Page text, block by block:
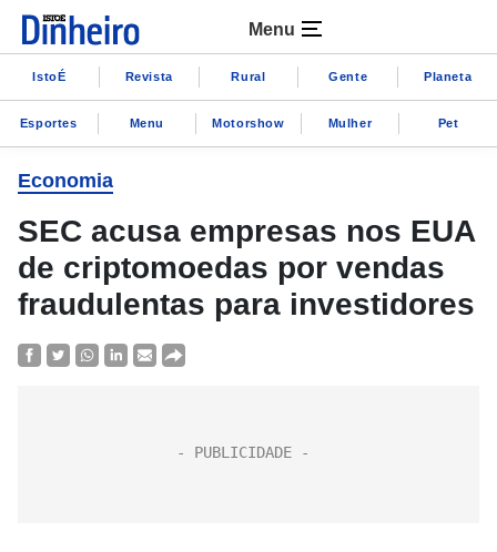
Menu
IstoÉ Revista Rural Gente Planeta
Esportes Menu Motorshow Mulher Pet
Economia
SEC acusa empresas nos EUA
de criptomoedas por vendas
fraudulentas para investidores